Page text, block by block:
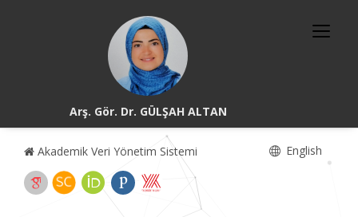
Arş. Gör. Dr. GÜLŞAH ALTAN
Akademik Veri Yönetim Sistemi English